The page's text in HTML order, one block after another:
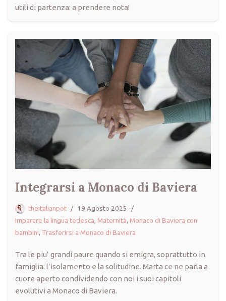
utili di partenza: a prendere nota!
Integrarsi a Monaco di Baviera
theitalianpot
19 Agosto 2025
Imparare la lingua tedesca, Maternità, Monaco di Baviera con
bambini, Trasferirsi a Monaco di Baviera
Tra le piu’ grandi paure quando si emigra, soprattutto in
famiglia: l’isolamento e la solitudine. Marta ce ne parla a
cuore aperto condividendo con noi i suoi capitoli
evolutivi a Monaco di Baviera.